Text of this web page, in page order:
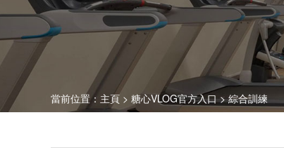
當前位置： 主頁 > 糖心VLOG官方入口> 綜合訓練